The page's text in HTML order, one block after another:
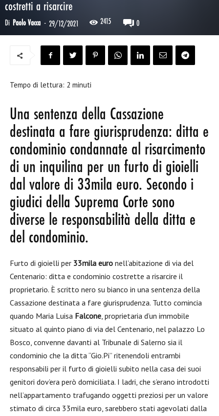
costretti a risarcire
Di Paolo Vacca - 29/12/2021 2415 0
Tempo di lettura: 2 minuti
Una sentenza della Cassazione
destinata a fare giurisprudenza: ditta e
condominio condannate al risarcimento
di un inquilina per un furto di gioielli
dal valore di 33mila euro. Secondo i
giudici della Suprema Corte sono
diverse le responsabilità della ditta e
del condominio.
Furto di gioielli per 33mila euro nell’abitazione di via del
Centenario: ditta e condominio costrette a risarcire il
proprietario. È scritto nero su bianco in una sentenza della
Cassazione destinata a fare giurisprudenza. Tutto comincia
quando Maria Luisa Falcone, proprietaria d’un immobile
situato al quinto piano di via del Centenario, nel palazzo Lo
Bosco, convenne davanti al Tribunale di Salerno sia il
condominio che la ditta “Gio.Pi” ritenendoli entrambi
responsabili per il furto di gioielli subito nella casa dei suoi
genitori dov’era però domiciliata. I ladri, che s’erano introdotti
nell’appartamento trafugando oggetti preziosi per un valore
stimato di circa 33mila euro, sarebbero stati agevolati dalla